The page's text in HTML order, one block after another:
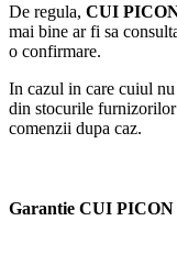
De regula, CUI
mai bine ar fi sa
o confirmare.
In cazul in care cuiul
din stocurile
comenzii dupa caz.
Garantie CUI